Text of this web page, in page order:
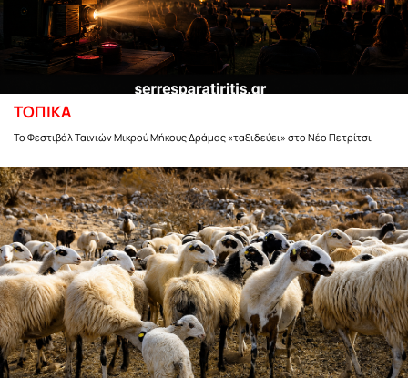
ΤΟΠΙΚΑ
Το Φεστιβάλ Ταινιών Μικρού Μήκους Δράμας «ταξιδεύει» στο Νέο Πετρίτσι